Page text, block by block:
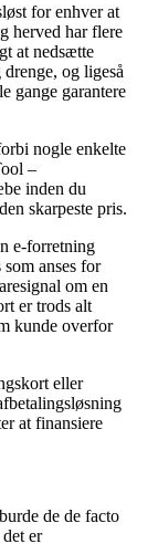
for enhver at
herved har flere
at nedsætte
og ligeså
gange garantere
nogle enkelte
–
inden du
skarpeste pris.
e-forretning
anses for
om en
er trods alt
kunde overfor
eller
at finansiere
de de facto
er